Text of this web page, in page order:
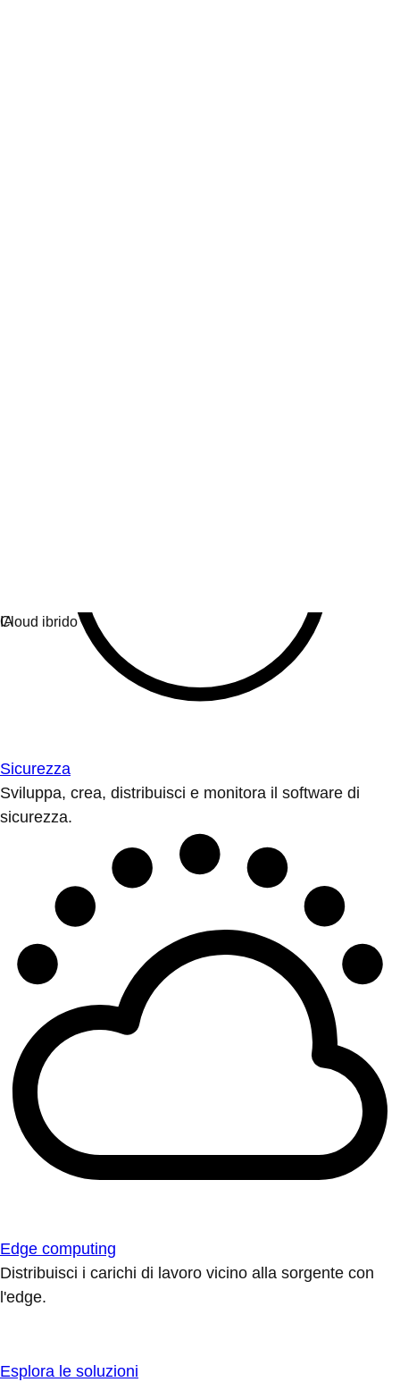
Sicurezza
Sviluppa, crea, distribuisci e monitora il software di
sicurezza.
Edge computing
Distribuisci i carichi di lavoro vicino alla sorgente con
l'edge.
Esplora le soluzioni